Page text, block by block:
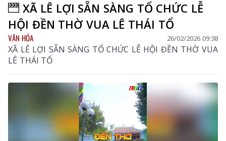
XÃ LÊ LỢI SẴN SÀNG TỔ CHỨC LỄ
HỘI ĐỀN THỜ VUA LÊ THÁI TỔ
VĂN HÓA 26/02/2026 09:38
XÃ LÊ LỢI SẴN SÀNG TỔ CHỨC LỄ HỘI ĐỀN THỜ VUA
LÊ THÁI TỔ